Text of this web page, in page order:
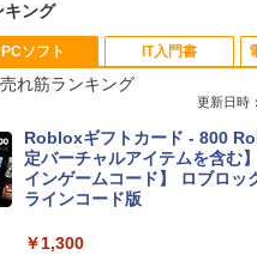
ング
Apple 2026 MacBook Neo
プ搭載13インチノートブック
e Intelligenceのために設計、
inaディスプレイ、8GBユニフ
eTime HDカメラ、Touch ID -
PCソフト
れ筋ランキング
更新日時
Robloxギフトカード - 800
定バーチャルアイテムを含む
インゲームコード】 ロブロッ
ラインコード版
￥1,300
IT入門書